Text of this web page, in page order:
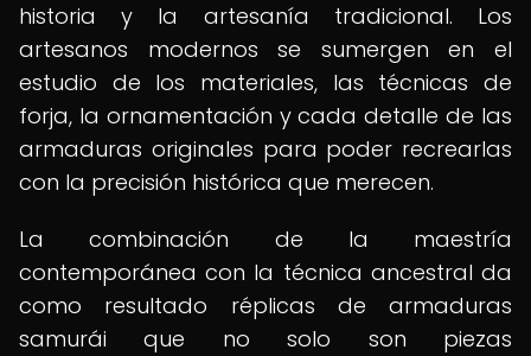
historia y la artesanía tradicional. Los
artesanos modernos se sumergen en el
estudio de los materiales, las técnicas de
forja, la ornamentación y cada detalle de las
armaduras originales para poder recrearlas
con la precisión histórica que merecen.
La combinación de la maestría
contemporánea con la técnica ancestral da
como resultado réplicas de armaduras
samurái que no solo son piezas